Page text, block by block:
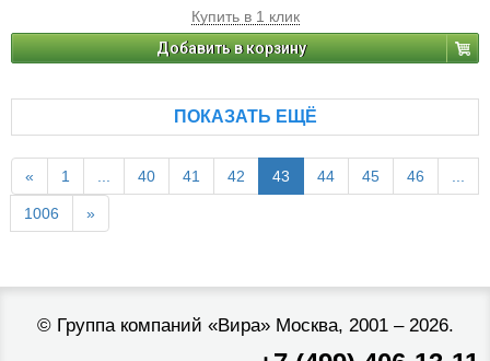
Купить в 1 клик
Добавить в корзину
ПОКАЗАТЬ ЕЩЁ
« 1 ... 40 41 42 43 44 45 46 ...
1006 »
© Группа компаний «Вира»Москва, 2001 – 2026.